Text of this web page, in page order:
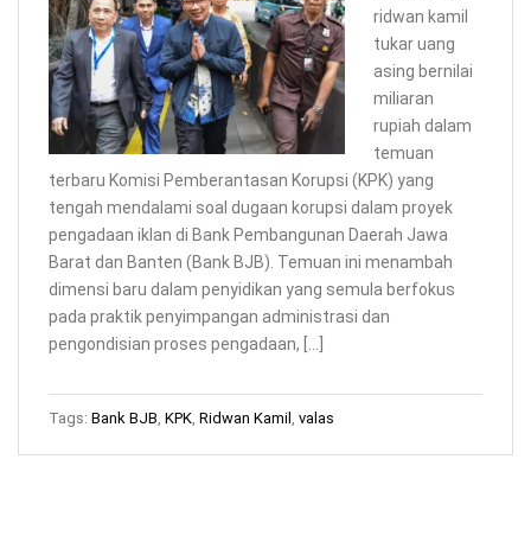
ridwan kamil
tukar uang
asing bernilai
miliaran
rupiah dalam
temuan
terbaru Komisi Pemberantasan Korupsi (KPK) yang
tengah mendalami soal dugaan korupsi dalam proyek
pengadaan iklan di Bank Pembangunan Daerah Jawa
Barat dan Banten (Bank BJB). Temuan ini menambah
dimensi baru dalam penyidikan yang semula berfokus
pada praktik penyimpangan administrasi dan
pengondisian proses pengadaan, […]
Tags: Bank BJB KPK Ridwan Kamil valas